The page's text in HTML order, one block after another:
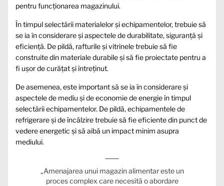
pentru funcționarea magazinului.
În timpul selectării materialelor și echipamentelor, trebuie să
se ia în considerare și aspectele de durabilitate, siguranță și
eficiență. De pildă, rafturile și vitrinele trebuie să fie
construite din materiale durabile și să fie proiectate pentru a
fi ușor de curățat și întreținut.
De asemenea, este important să se ia în considerare și
aspectele de mediu și de economie de energie în timpul
selectării echipamentelor. De pildă, echipamentele de
refrigerare și de încălzire trebuie să fie eficiente din punct de
vedere energetic și să aibă un impact minim asupra
mediului.
„Amenajarea unui magazin alimentar este un
proces complex care necesită o abordare